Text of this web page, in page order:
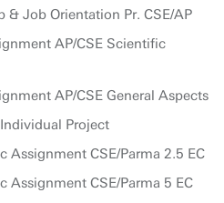
Job Orientation Pr. CSE/AP
AP/CSE Scientific
AP/CSE General Aspects
Project
Assignment CSE/Parma 2.5 EC
Assignment CSE/Parma 5 EC